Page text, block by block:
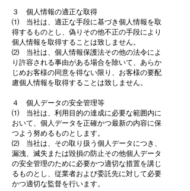
３ 個人情報の適正な取得
⑴ 当社は、適正な手段に基づき個人情報を取
得するものとし、偽りその他不正の手段により
個人情報を取得することは致しません。
⑵ 当社は、個人情報保護法その他の法令によ
り許容される事由がある場合を除いて、あらか
じめお客様の同意を得ない限り、お客様の要配
慮個人情報を取得することは致しません。
４ 個人データの安全管理等
⑴ 当社は、利用目的の達成に必要な範囲内に
おいて、個人データを正確かつ最新の内容に保
つよう努めるものとします。
⑵ 当社は、その取り扱う個人データにつき、
漏洩、滅失または毀損の防止その他個人データ
の安全管理のために必要かつ適切な措置を講じ
るものとし、従業者および委託先に対して必要
かつ適切な監督を行います。